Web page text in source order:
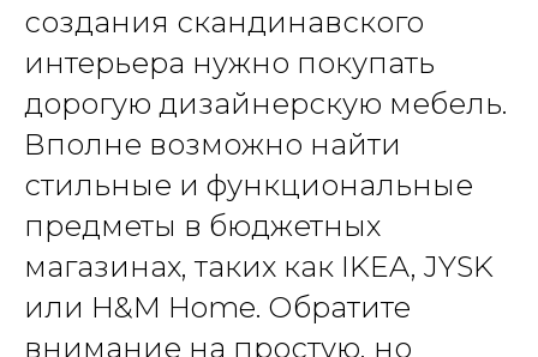
создания скандинавского
интерьера нужно покупать
дорогую дизайнерскую мебель.
Вполне возможно найти
стильные и функциональные
предметы в бюджетных
магазинах, таких как IKEA, JYSK
или H&M Home. Обратите
внимание на простую, но